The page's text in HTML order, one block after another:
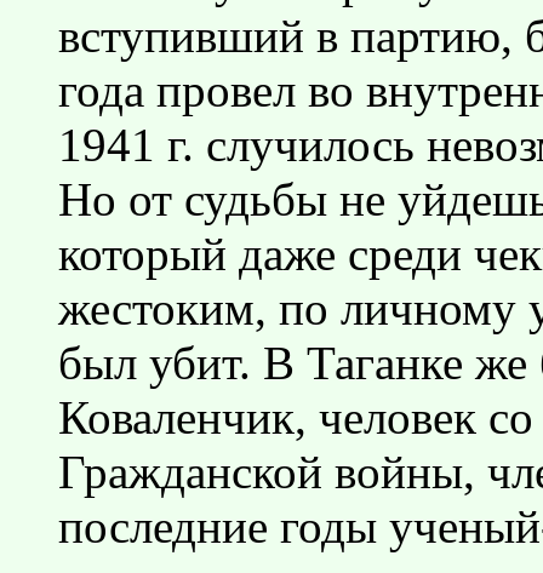
вступивший в партию,
года провел во
1941 г. случилось
Но от судьбы не
который даже среди
жестоким, по личному
был убит. В Таганке
Коваленчик, человек
Гражданской войны,
последние годы